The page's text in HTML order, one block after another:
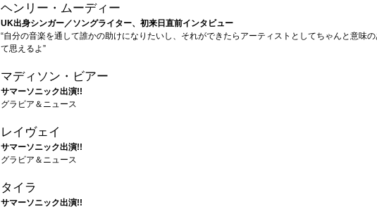
ヘンリー・ムーディー
UK出身シンガー／ソングライター、初来日直前インタビュー
“自分の音楽を通して誰かの助けになりたいし、それができたらアーティストとしてちゃんと意味
て思えるよ”
マディソン・ビアー
サマーソニック出演!!
グラビア＆ニュース
レイヴェイ
サマーソニック出演!!
グラビア＆ニュース
タイラ
サマーソニック出演!!